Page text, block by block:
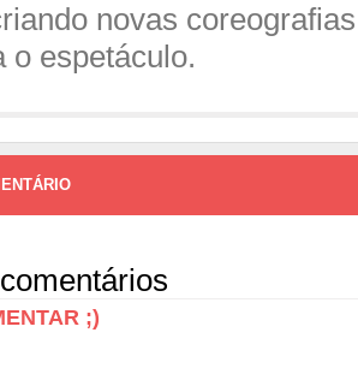
novas
o espetáculo.
;)